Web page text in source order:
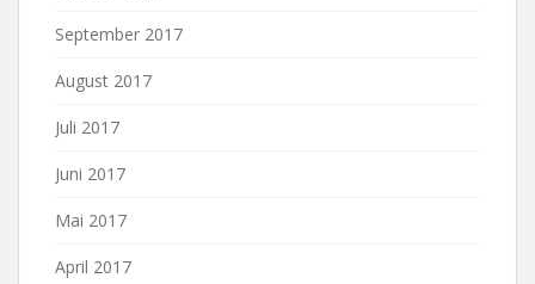
September 2017
August 2017
Juli 2017
Juni 2017
Mai 2017
April 2017